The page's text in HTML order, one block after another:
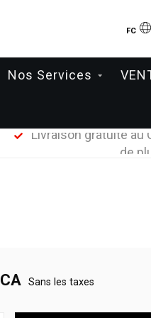
FC
Nos Services
Livraison gratuite au
de
Sans les taxes